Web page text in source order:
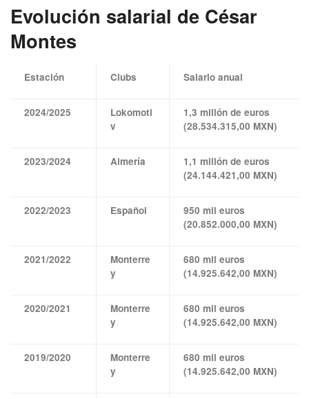
Evolución salarial de César
Montes
Estación Clubs Salario anual
2024/2025
Lokomoti
v
1,3 millón de euros
(28.534.315,00 MXN)
2023/2024 Almería
1,1 millón de euros
(24.144.421,00 MXN)
2022/2023 Español
950 mil euros
(20.852.000,00 MXN)
2021/2022
Monterre
y
680 mil euros
(14.925.642,00 MXN)
2020/2021
Monterre
y
680 mil euros
(14.925.642,00 MXN)
2019/2020
Monterre
y
680 mil euros
(14.925.642,00 MXN)